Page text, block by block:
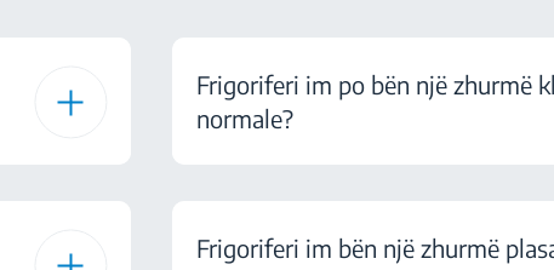
Frigoriferi im po bën një zhurmë
normale?
Frigoriferi im bën një zhurmë